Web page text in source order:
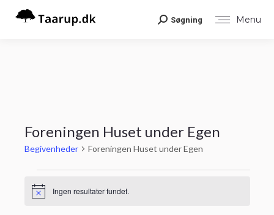
Menu
Search:
Søgning
Foreningen Huset under Egen
Begivenheder Foreningen Huset under Egen
Begivenheder
Notice Ingen resultater fundet.